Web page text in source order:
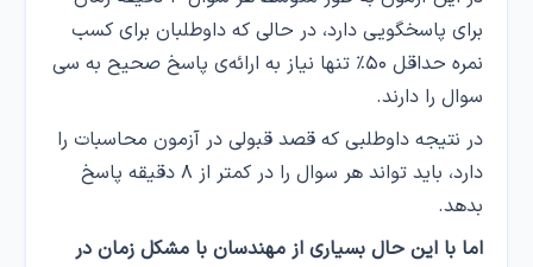
برای پاسخگویی دارد، در حالی که داوطلبان برای کسب
نمره حداقل ۵۰٪ تنها نیاز به ارائه‌ی پاسخ صحیح به سی
سوال را دارند.
در نتیجه داوطلبی که قصد قبولی در آزمون محاسبات را
دارد، باید تواند هر سوال را در کمتر از ۸ دقیقه پاسخ
بدهد.
اما با این حال بسیاری از مهندسان با مشکل زمان در